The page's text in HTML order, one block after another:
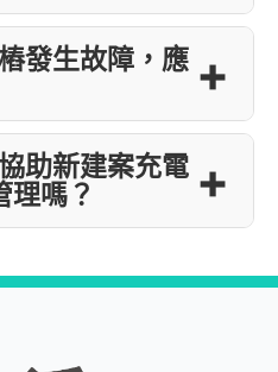
發生故障，應
助新建案充電
理嗎？